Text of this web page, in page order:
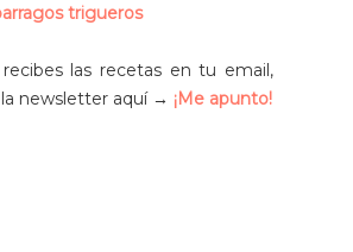
trigueros
las recetas en tu email,
newsletter aquí → ¡Me apunto!